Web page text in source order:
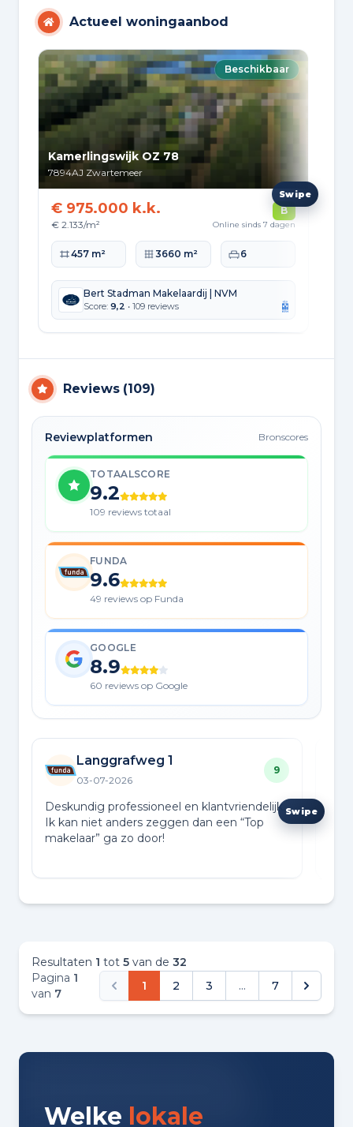
Actueel woningaanbod
Beschikbaar
Kamerlingswijk OZ 78
7894AJ Zwartemeer
€ 975.000 k.k.
€ 2.133/m²
B
Online sinds 7 dagen
Woonoppervlakte
457 m² Perceeloppervlakte
3660 m² Slaapkamers
6
Bert Stadman Makelaardij | NVM
Score: 9,2 • 109 reviews
Reviews (109)
Reviewplatformen Bronscores
TOTAALSCORE
9.2
109 reviews totaal
FUNDA
9.6
49 reviews op Funda
GOOGLE
8.9
60 reviews op Google
Langgrafweg 1
03-07-2026
9
Deskundig professioneel en klantvriendelijk.
Ik kan niet anders zeggen dan een “Top
makelaar” ga zo door!
Resultaten 1 tot 5 van de 32
Pagina 1
van 7
1 2 3 ... 7
Welke lokale